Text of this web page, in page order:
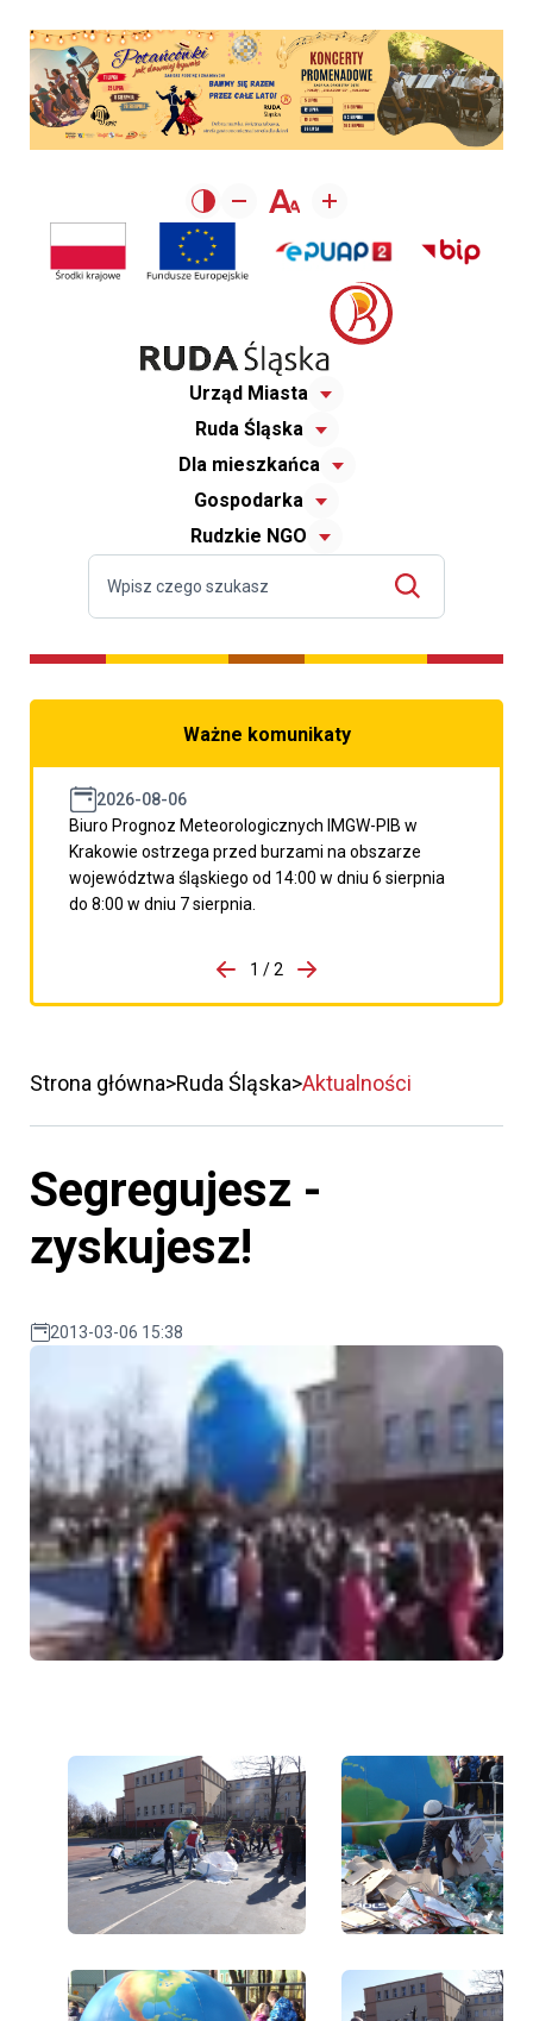
Urząd Miasta
Ruda Śląska
Dla mieszkańca
Gospodarka
Rudzkie NGO
Ważne komunikaty
2026-08-06
Biuro Prognoz Meteorologicznych IMGW-PIB w
Krakowie ostrzega przed burzami na obszarze
województwa śląskiego od 14:00 w dniu 6 sierpnia
do 8:00 w dniu 7 sierpnia.
porzpedniego komunikatu
1 / 2
Przejdź do następnego
Strona główna Ruda Śląska Aktualności
Segregujesz -
zyskujesz!
2013-03-06 15:38